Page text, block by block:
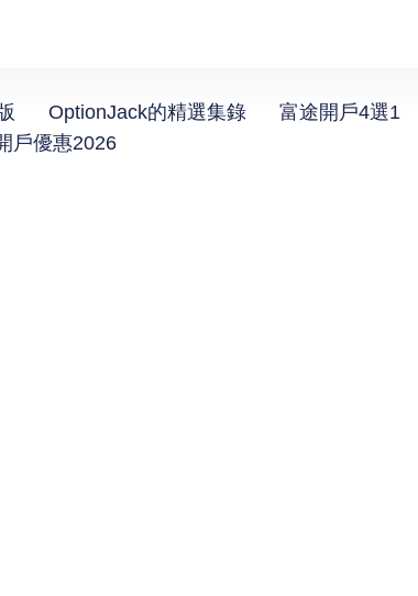
OptionJack的精選集錄
富途開戶4選1
戶優惠2026